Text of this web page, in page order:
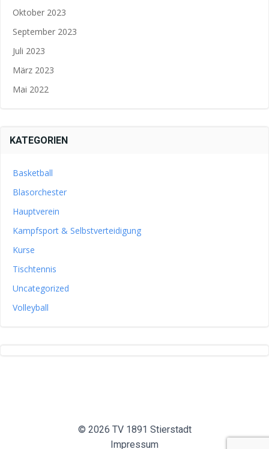
Oktober 2023
September 2023
Juli 2023
März 2023
Mai 2022
KATEGORIEN
Basketball
Blasorchester
Hauptverein
Kampfsport & Selbstverteidigung
Kurse
Tischtennis
Uncategorized
Volleyball
© 2026 TV 1891 Stierstadt
Impressum